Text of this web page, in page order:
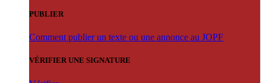
PUBLIER
Comment publier un texte ou une annonce au JOPF
VÉRIFIER UNE SIGNATURE